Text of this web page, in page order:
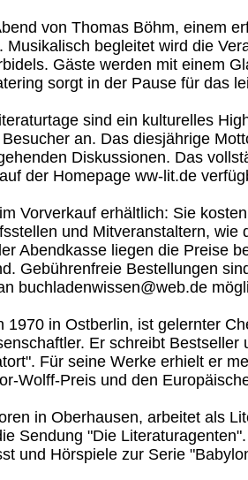
von Thomas Böhm, einem
Musikalisch begleitet wird die
Gäste werden mit einem
sorgt in der Pause für das
sind ein kulturelles
an. Das diesjährige
Diskussionen. Das
der Homepage ww-lit.de
Vorverkauf erhältlich: Sie
und Mitveranstaltern, wie
Abendkasse liegen die Preise
Gebührenfreie Bestellungen
buchladenwissen@web.de
1970 in Ostberlin, ist gelernter
Er schreibt Bestseller
Für seine Werke erhielt er
Wolff-Preis und den
in Oberhausen, arbeitet als
Sendung "Die
und Hörspiele zur Serie